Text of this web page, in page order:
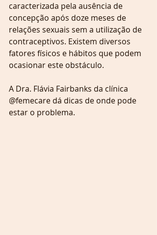
caracterizada pela ausência de
concepção após doze meses de
relações sexuais sem a utilização de
contraceptivos. Existem diversos
fatores físicos e hábitos que podem
ocasionar este obstáculo.
A Dra. Flávia Fairbanks da clínica
@femecare dá dicas de onde pode
estar o problema.